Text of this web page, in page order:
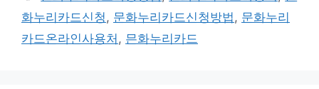
리
그
화누리카드신청 , 문화누리카드신청방법 , 문화누리
카드온라인사용처 , 믄화누리카드